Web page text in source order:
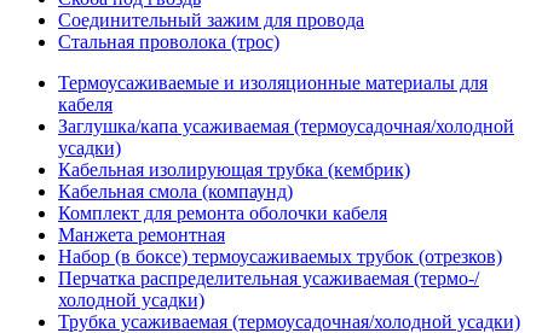
Соединительный зажим для провода
Стальная проволока (трос)
Термоусаживаемые и изоляционные материалы для
кабеля
Заглушка/капа усаживаемая (термоусадочная/холодной
усадки)
Кабельная изолирующая трубка (кембрик)
Кабельная смола (компаунд)
Комплект для ремонта оболочки кабеля
Манжета ремонтная
Набор (в боксе) термоусаживаемых трубок (отрезков)
Перчатка распределительная усаживаемая (термо-/
холодной усадки)
Трубка усаживаемая (термоусадочная/холодной усадки)